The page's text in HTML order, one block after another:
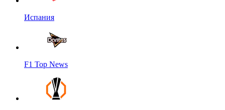
Испания
F1 Top News